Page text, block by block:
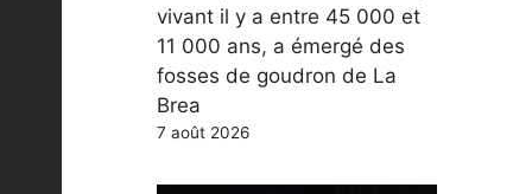
vivant il y a entre 45 000 et
11 000 ans, a émergé des
fosses de goudron de La
Brea
7 août 2026